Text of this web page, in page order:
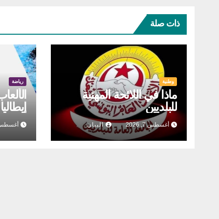
ذات صلة
وطنية
ماذا في اللائحة المهنية
للبلديين
أغسطس 7, 2026 البيان
رياضة
تكون
أغسطس 7,